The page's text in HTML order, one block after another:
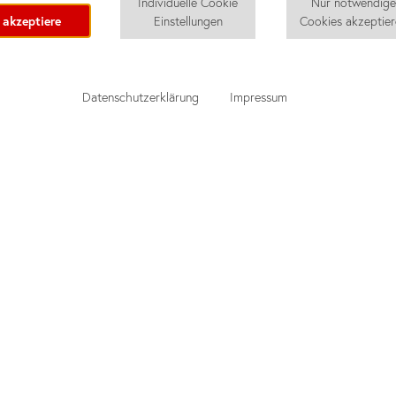
akzeptiere
Einstellungen
Cookies
Datenschutzerklärung Impressum